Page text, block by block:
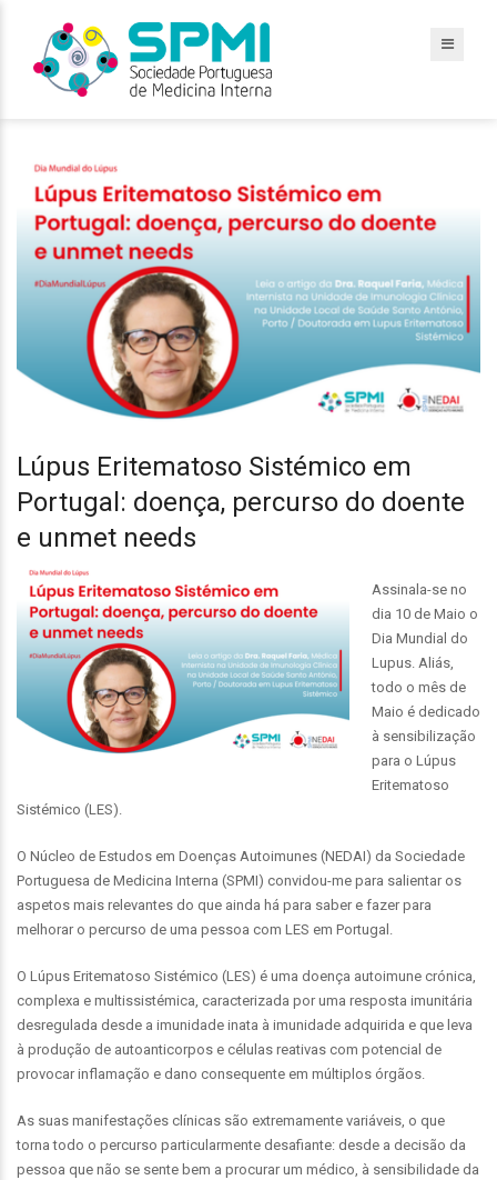
Lúpus Eritematoso Sistémico em
Portugal: doença, percurso do doente
e unmet needs
Assinala-se no
dia 10 de Maio o
Dia Mundial do
Lupus. Aliás,
todo o mês de
Maio é dedicado
à sensibilização
para o Lúpus
Eritematoso
Sistémico (LES).
O Núcleo de Estudos em Doenças Autoimunes (NEDAI) da Sociedade
Portuguesa de Medicina Interna (SPMI) convidou-me para salientar os
aspetos mais relevantes do que ainda há para saber e fazer para
melhorar o percurso de uma pessoa com LES em Portugal.
O Lúpus Eritematoso Sistémico (LES) é uma doença autoimune crónica,
complexa e multissistémica, caracterizada por uma resposta imunitária
desregulada desde a imunidade inata à imunidade adquirida e que leva
à produção de autoanticorpos e células reativas com potencial de
provocar inflamação e dano consequente em múltiplos órgãos.
As suas manifestações clínicas são extremamente variáveis, o que
torna todo o percurso particularmente desafiante: desde a decisão da
pessoa que não se sente bem a procurar um médico, à sensibilidade da